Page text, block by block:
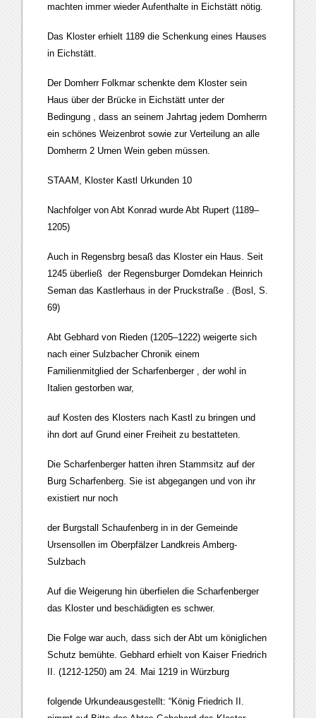
machten immer wieder Aufenthalte in Eichstätt nötig.
Das Kloster erhielt 1189 die Schenkung eines Hauses
in Eichstätt.
Der Domherr Folkmar schenkte dem Kloster sein
Haus über der Brücke in Eichstätt unter der
Bedingung , dass an seinem Jahrtag jedem Domherrn
ein schönes Weizenbrot sowie zur Verteilung an alle
Domherrn 2 Urnen Wein geben müssen.
STAAM, Kloster Kastl Urkunden 10
Nachfolger von Abt Konrad wurde Abt Rupert (1189–
1205)
Auch in Regensbrg besaß das Kloster ein Haus. Seit
1245 überließ der Regensburger Domdekan Heinrich
Seman das Kastlerhaus in der Pruckstraße . (Bosl, S.
69)
Abt Gebhard von Rieden (1205–1222) weigerte sich
nach einer Sulzbacher Chronik einem
Familienmitglied der Scharfenberger , der wohl in
Italien gestorben war,
auf Kosten des Klosters nach Kastl zu bringen und
ihn dort auf Grund einer Freiheit zu bestatteten.
Die Scharfenberger hatten ihren Stammsitz auf der
Burg Scharfenberg. Sie ist abgegangen und von ihr
existiert nur noch
der Burgstall Schaufenberg in in der Gemeinde
Ursensollen im Oberpfälzer Landkreis Amberg-
Sulzbach
Auf die Weigerung hin überfielen die Scharfenberger
das Kloster und beschädigten es schwer.
Die Folge war auch, dass sich der Abt um königlichen
Schutz bemühte. Gebhard erhielt von Kaiser Friedrich
II. (1212-1250) am 24. Mai 1219 in Würzburg
folgende Urkundeausgestellt: “König Friedrich II.